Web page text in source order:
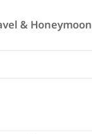
& Honeymoon